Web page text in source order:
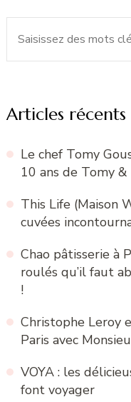
Articles récents
Le chef Tomy
10 ans de Tomy &
This Life (Maison
cuvées
Chao pâtisserie à
roulés qu’il faut
!
Christophe Leroy
Paris avec
VOYA : les
font voyager